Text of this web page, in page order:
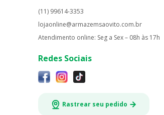
(11) 99614-3353
lojaonline@armazemsaovito.com.br
Atendimento online: Seg a Sex – 08h às 17h
Redes Sociais
Rastrear seu pedido